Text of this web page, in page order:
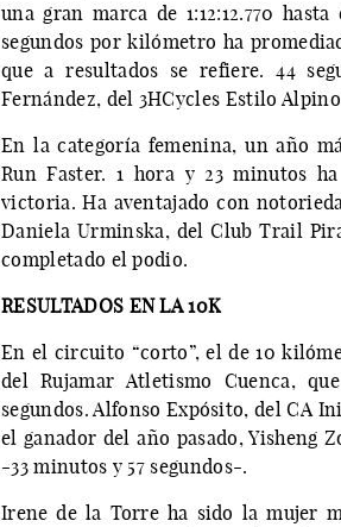
una gran marca de 1:12:12.770
segundos por kilómetro ha
que a resultados se refiere. 44
Fernández, del 3HCycles Estilo
En la categoría femenina, un año
Run Faster. 1 hora y 23 minutos
victoria. Ha aventajado con
Daniela Urminska, del Club Trail
completado el podio.
RESULTADOS EN LA 10K
En el circuito “corto”, el de 10
del Rujamar Atletismo Cuenca,
segundos. Alfonso Expósito, del CA
el ganador del año pasado, Yisheng
-33 minutos y 57 segundos-.
Irene de la Torre ha sido la mujer